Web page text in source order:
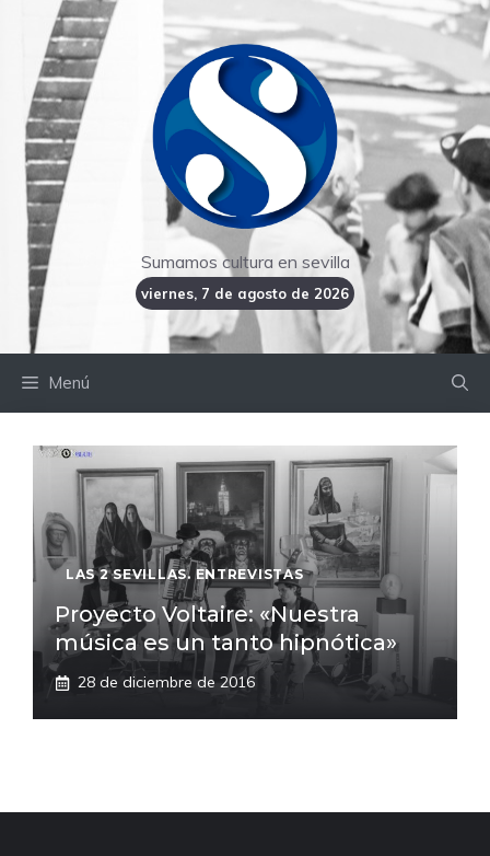
contenido
Sumamos cultura en sevilla
viernes, 7 de agosto de 2026
Menú
LAS 2 SEVILLAS. ENTREVISTAS
Proyecto Voltaire: «Nuestra
música es un tanto hipnótica»
28 de diciembre de 2016